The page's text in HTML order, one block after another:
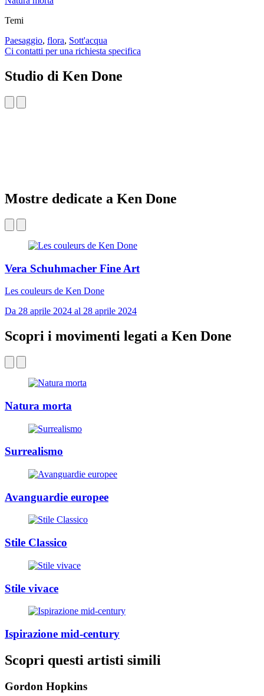
Temi
Paesaggio, flora, Sott'acqua
Ci contatti per una richiesta specifica
Studio di Ken Done
Mostre dedicate a Ken Done
Vera Schuhmacher Fine Art
Les couleurs de Ken Done
Da 28 aprile 2024 al 28 aprile 2024
Scopri i movimenti legati a Ken Done
Natura morta
Surrealismo
Avanguardie europee
Stile Classico
Stile vivace
Ispirazione mid-century
Scopri questi artisti simili
Gordon Hopkins